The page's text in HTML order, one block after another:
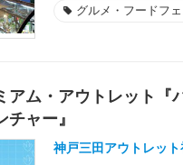
グルメ・フードフ
アム・アウトレット
ャー』
神戸三田アウトレッ